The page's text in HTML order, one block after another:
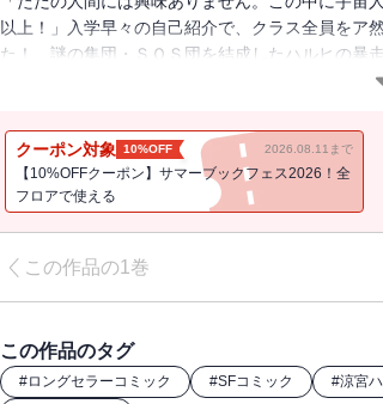
以上！」入学早々の自己紹介で、クラス全員をア
た！ 謎の集団・ＳＯＳ団を結成したハルヒの暴
クーポン対象 10%OFF 2026.08.11まで
【10%OFFクーポン】サマーブックフェス2026！全
フロアで使える
この作品の1巻
この作品のタグ
#ロングセラーコミック #SFコミック #涼宮